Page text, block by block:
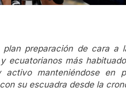
preparación de cara a
ecuatorianos más
manteniéndose en
su escuadra desde la